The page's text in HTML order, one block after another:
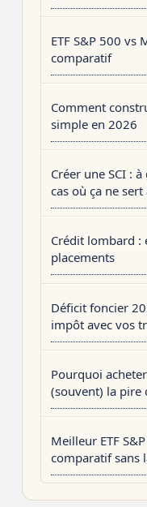
ETF S&P 500 vs
comparatif
Comment
simple en 2026
Créer une SCI :
cas où ça ne sert
Crédit lombard :
placements
Déficit foncier
impôt avec vos
Pourquoi
(souvent) la pire
Meilleur ETF
comparatif sans